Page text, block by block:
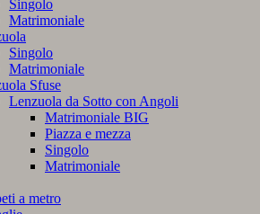
Singolo
Matrimoniale
Singolo
Matrimoniale
Sfuse
Lenzuola da Sotto con Angoli
Matrimoniale BIG
Piazza e mezza
Singolo
Matrimoniale
a metro